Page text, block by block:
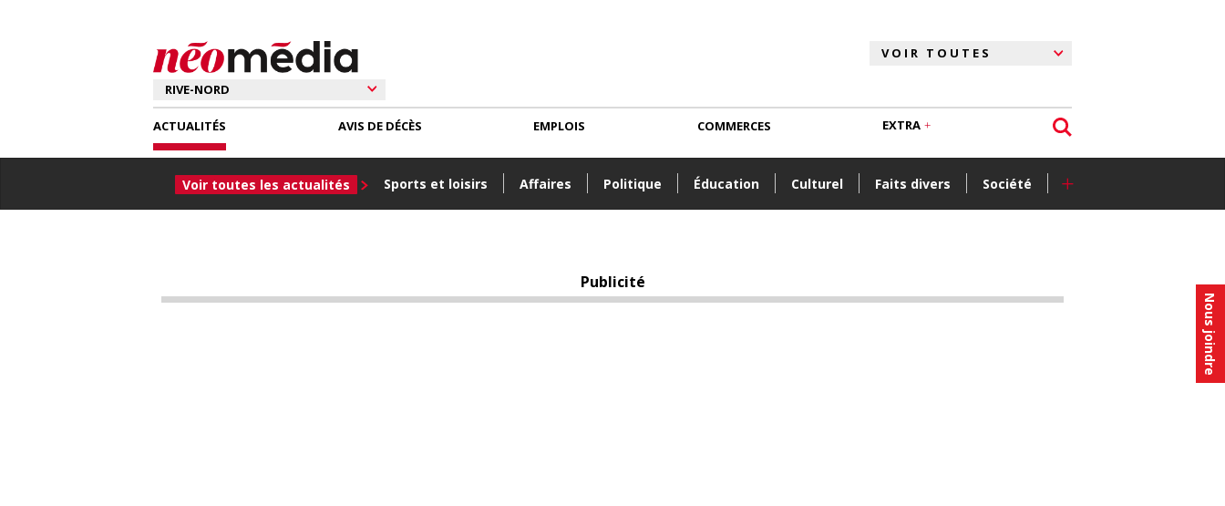
Nous joindre
ACTUALITÉS
Voir toutes les actualités Sports et loisirs Affaires Politique Éducation Culturel Faits divers Société +
AVIS DE DÉCÈS EMPLOIS COMMERCES EXTRA
Publicité